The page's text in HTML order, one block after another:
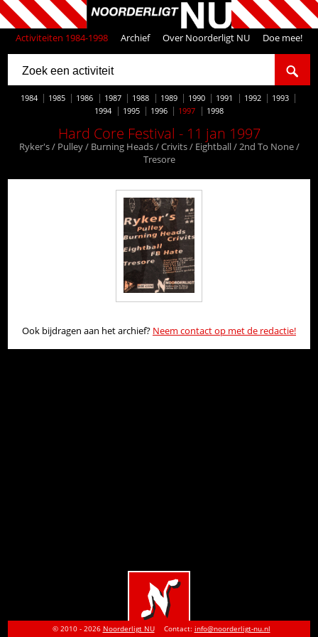
Activiteiten 1984-1998 Archief Over Noorderligt NU Doe mee!
1984 1985 1986 1987 1988 1989 1990 1991 1992
1993
1994
1995 1996 1997 1998
Hard Core Festival - 11 jan 1997
Ryker's / Pulley / Burning Heads / Crivits / Eightball / 2nd To None /
Tresore
Ook bijdragen aan het archief? Neem contact op met de redactie!
© 2010 - 2026 Noorderligt NU Contact: info@noorderligt-nu.nl